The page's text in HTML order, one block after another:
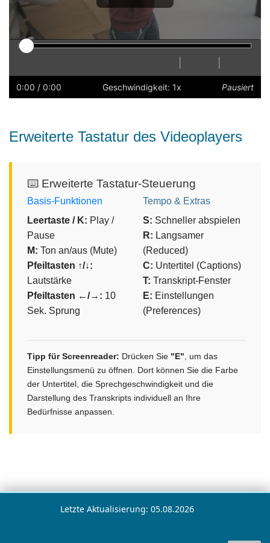
Transkription
anzeigen
SchnellerLangsamer
0:00 / 0:00 Geschwindigkeit: 1x Pausiert
Erweiterte Tastatur des Videoplayers
⌨️ Erweiterte Tastatur-Steuerung
Basis-Funktionen
Leertaste / K: Play /
Pause
M: Ton an/aus (Mute)
Pfeiltasten ↑/↓:
Lautstärke
Pfeiltasten ←/→: 10
Sek. Sprung
Tempo & Extras
S: Schneller abspielen
R: Langsamer
(Reduced)
C: Untertitel (Captions)
T: Transkript-Fenster
E: Einstellungen
(Preferences)
Tipp für Screenreader: Drücken Sie "E" , um das
Einstellungsmenü zu öffnen. Dort können Sie die Farbe
der Untertitel, die Sprechgeschwindigkeit und die
Darstellung des Transkripts individuell an Ihre
Bedürfnisse anpassen.
Letzte Aktualisierung: 05.08.2026